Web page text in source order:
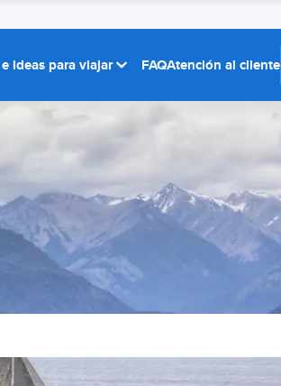
ideas para viajar FAQAtención al cliente